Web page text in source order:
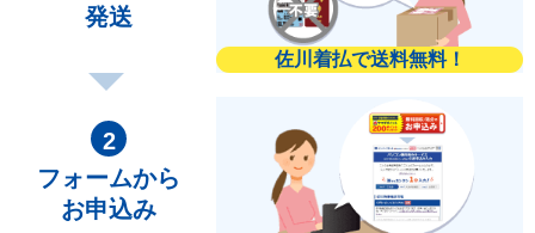
発送
佐川着払で送料無料！
フォームから
お申込み